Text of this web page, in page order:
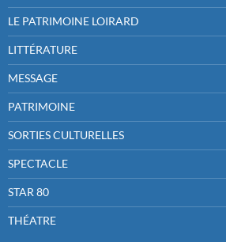
LE PATRIMOINE LOIRARD
LITTÉRATURE
MESSAGE
PATRIMOINE
SORTIES CULTURELLES
SPECTACLE
STAR 80
THÉATRE